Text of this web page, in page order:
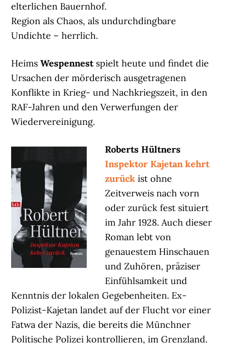
elterlichen Bauernhof.
Region als Chaos, als undurchdingbare
Undichte – herrlich.
HeimsWespennestspielt heute und findet die
Ursachen der mörderisch ausgetragenen
Konflikte in Krieg- und Nachkriegszeit, in den
RAF-Jahren und den Verwerfungen der
Wiedervereinigung.
Roberts Hültners
Inspektor Kajetan kehrt
zurück ist ohne
Zeitverweis nach vorn
oder zurück fest situiert
im Jahr 1928. Auch dieser
Roman lebt von
genauestem Hinschauen
und Zuhören, präziser
Einfühlsamkeit und
Kenntnis der lokalen Gegebenheiten. Ex-
Polizist-Kajetan landet auf der Flucht vor einer
Fatwa der Nazis, die bereits die Münchner
Politische Polizei kontrollieren, im Grenzland.